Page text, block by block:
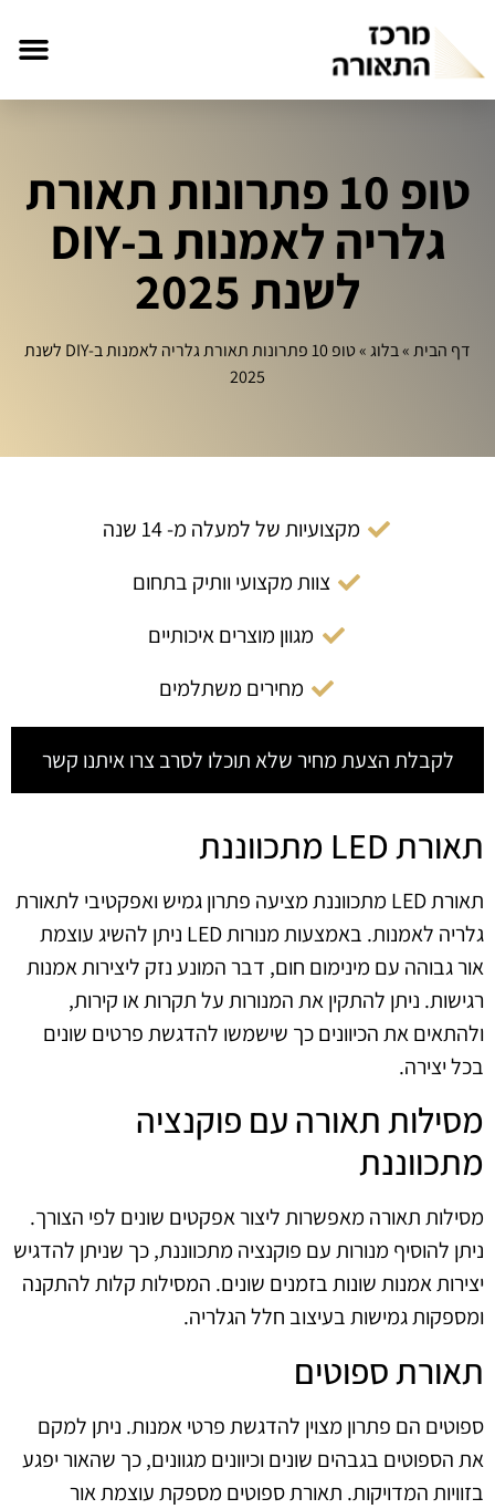
טופ 10 פתרונות תאורת
גלריה לאמנות ב‑DIY
לשנת 2025
דף הבית»בלוג»
טופ 10 פתרונות תאורת גלריה לאמנות ב‑DIY לשנת
2025
מקצועיות של למעלה מ- 14 שנה
צוות מקצועי וותיק בתחום
מגוון מוצרים איכותיים
מחירים משתלמים
לקבלת הצעת מחיר שלא תוכלו לסרב צרו איתנו קשר
תאורת LED מתכווננת
תאורת LED מתכווננת מציעה פתרון גמיש ואפקטיבי לתאורת
גלריה לאמנות. באמצעות מנורות LED ניתן להשיג עוצמת
אור גבוהה עם מינימום חום, דבר המונע נזק ליצירות אמנות
רגישות. ניתן להתקין את המנורות על תקרות או קירות,
ולהתאים את הכיוונים כך שישמשו להדגשת פרטים שונים
בכל יצירה.
מסילות תאורה עם פוקנציה
מתכווננת
מסילות תאורה מאפשרות ליצור אפקטים שונים לפי הצורך.
ניתן להוסיף מנורות עם פוקנציה מתכווננת, כך שניתן להדגיש
יצירות אמנות שונות בזמנים שונים. המסילות קלות להתקנה
ומספקות גמישות בעיצוב חלל הגלריה.
תאורת ספוטים
ספוטים הם פתרון מצוין להדגשת פרטי אמנות. ניתן למקם
את הספוטים בגבהים שונים וכיוונים מגוונים, כך שהאור יפגע
בזוויות המדויקות. תאורת ספוטים מספקת עוצמת אור